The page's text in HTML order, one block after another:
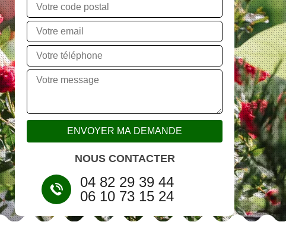
NOUS CONTACTER
04 82 29 39 44
06 10 73 15 24